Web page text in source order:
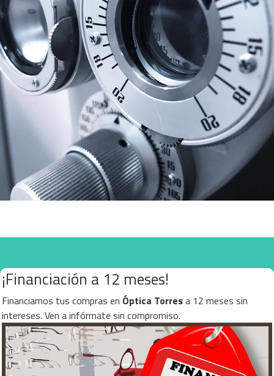
¡Financiación a 12 meses!
Financiamos tus compras en Óptica Torresa 12 meses sin
intereses. Ven a infórmate sin compromiso.